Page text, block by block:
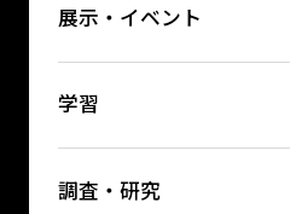
展示・イベント
学習
調査・研究